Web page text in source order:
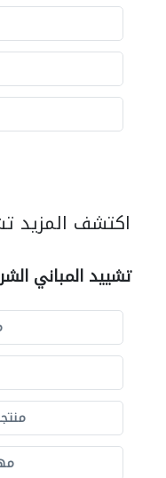
اكتشف المزيد
تشييد المباني